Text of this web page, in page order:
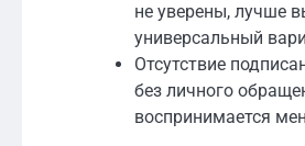
не уверены, лучше
универсальный
Отсутствие
без личного
воспринимается